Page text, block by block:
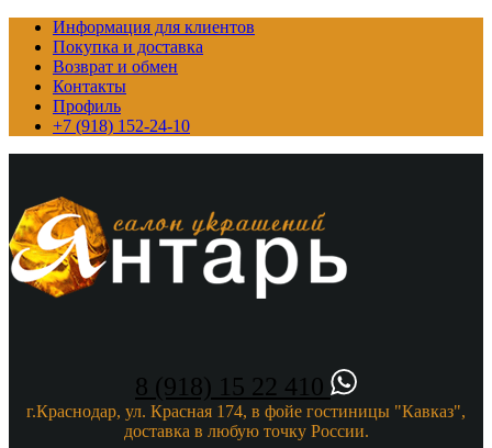
Информация для клиентов
Покупка и доставка
Возврат и обмен
Контакты
Профиль
+7 (918) 152-24-10
8 (918) 15 22 410
г.Краснодар, ул. Красная 174, в фойе гостиницы "Кавказ",
доставка в любую точку России.